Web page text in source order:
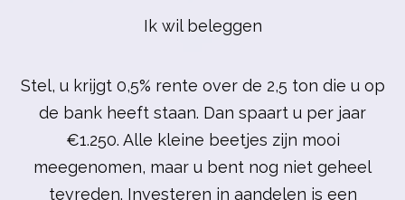
Ik wil beleggen
Stel, u krijgt 0,5% rente over de 2,5 ton die u op
de bank heeft staan. Dan spaart u per jaar
€1.250. Alle kleine beetjes zijn mooi
meegenomen, maar u bent nog niet geheel
tevreden. Investeren in aandelen is een